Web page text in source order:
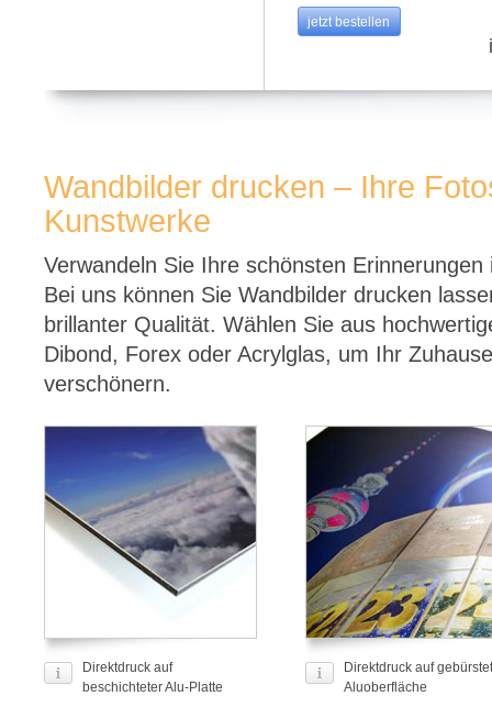
jetzt bestellen
Wandbilder drucken – Ihre
Kunstwerke
Verwandeln Sie Ihre schönsten
Bei uns können Sie Wandbilder drucken
brillanter Qualität. Wählen Sie aus
Dibond, Forex oder Acrylglas, um Ihr
verschönern.
Direktdruck auf
beschichteter Alu-Platte
Direktdruck auf
Aluoberfläche